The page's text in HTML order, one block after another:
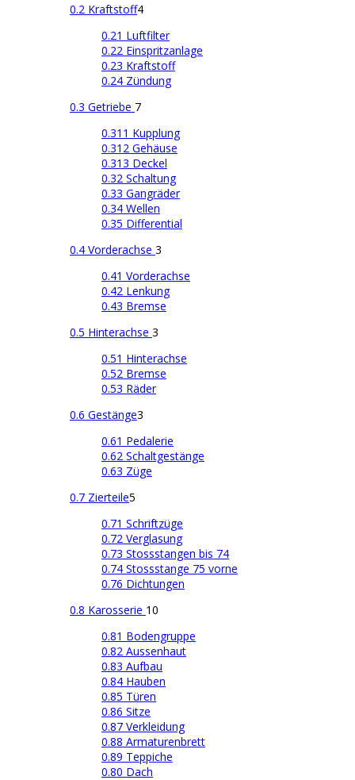
0.2 Kraftstoff4
0.21 Luftfilter
0.22 Einspritzanlage
0.23 Kraftstoff
0.24 Zündung
0.3 Getriebe 7
0.311 Kupplung
0.312 Gehäuse
0.313 Deckel
0.32 Schaltung
0.33 Gangräder
0.34 Wellen
0.35 Differential
0.4 Vorderachse 3
0.41 Vorderachse
0.42 Lenkung
0.43 Bremse
0.5 Hinterachse 3
0.51 Hinterachse
0.52 Bremse
0.53 Räder
0.6 Gestänge3
0.61 Pedalerie
0.62 Schaltgestänge
0.63 Züge
0.7 Zierteile5
0.71 Schriftzüge
0.72 Verglasung
0.73 Stossstangen bis 74
0.74 Stossstange 75 vorne
0.76 Dichtungen
0.8 Karosserie 10
0.81 Bodengruppe
0.82 Aussenhaut
0.83 Aufbau
0.84 Hauben
0.85 Türen
0.86 Sitze
0.87 Verkleidung
0.88 Armaturenbrett
0.89 Teppiche
0.80 Dach